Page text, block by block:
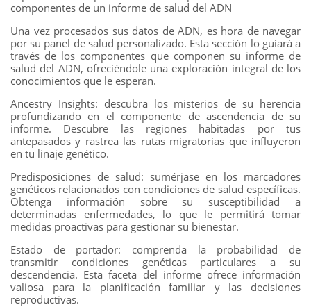
componentes de un informe de salud del ADN
Una vez procesados ​​sus datos de ADN, es hora de navegar
por su panel de salud personalizado. Esta sección lo guiará a
través de los componentes que componen su informe de
salud del ADN, ofreciéndole una exploración integral de los
conocimientos que le esperan.
Ancestry Insights: descubra los misterios de su herencia
profundizando en el componente de ascendencia de su
informe. Descubre las regiones habitadas por tus
antepasados ​​y rastrea las rutas migratorias que influyeron
en tu linaje genético.
Predisposiciones de salud: sumérjase en los marcadores
genéticos relacionados con condiciones de salud específicas.
Obtenga información sobre su susceptibilidad a
determinadas enfermedades, lo que le permitirá tomar
medidas proactivas para gestionar su bienestar.
Estado de portador: comprenda la probabilidad de
transmitir condiciones genéticas particulares a su
descendencia. Esta faceta del informe ofrece información
valiosa para la planificación familiar y las decisiones
reproductivas.